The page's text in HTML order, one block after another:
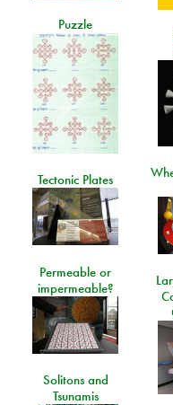
Puzzle
Tectonic Plates
Permeable or
impermeable?
Solitons and
Tsunamis